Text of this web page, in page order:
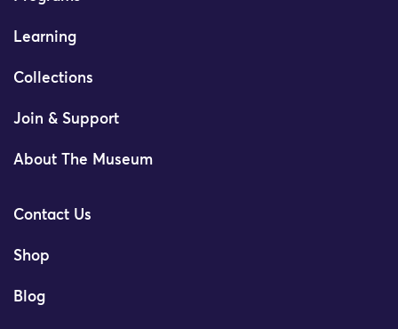
Learning
Collections
Join & Support
About The Museum
Contact Us
Shop
Blog